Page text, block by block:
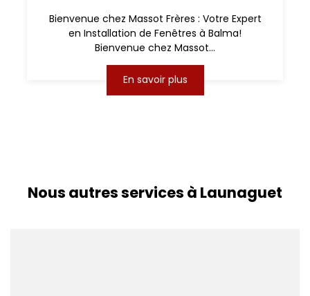
Bienvenue chez Massot Frères : Votre Expert
en Installation de Fenêtres à Balma!
Bienvenue chez Massot...
En savoir plus
Nous autres services à Launaguet